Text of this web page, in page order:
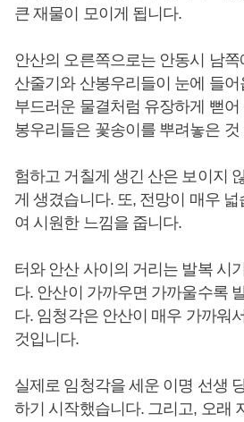
큰 재물이 모이게 됩니다.
안산의 오른쪽으로는 안동시 남
산줄기와 산봉우리들이 눈에 들
부드러운 물결처럼 유장하게 뻗
봉우리들은 꽃송이를 뿌려놓은 것
험하고 거칠게 생긴 산은 보이지
게 생겼습니다. 또, 전망이 매우
여 시원한 느낌을 줍니다.
터와 안산 사이의 거리는 발복 시
다. 안산이 가까우면 가까울수록
다. 임청각은 안산이 매우 가까워
것입니다.
실제로 임청각을 세운 이명 선생
하기 시작했습니다. 그리고, 오래